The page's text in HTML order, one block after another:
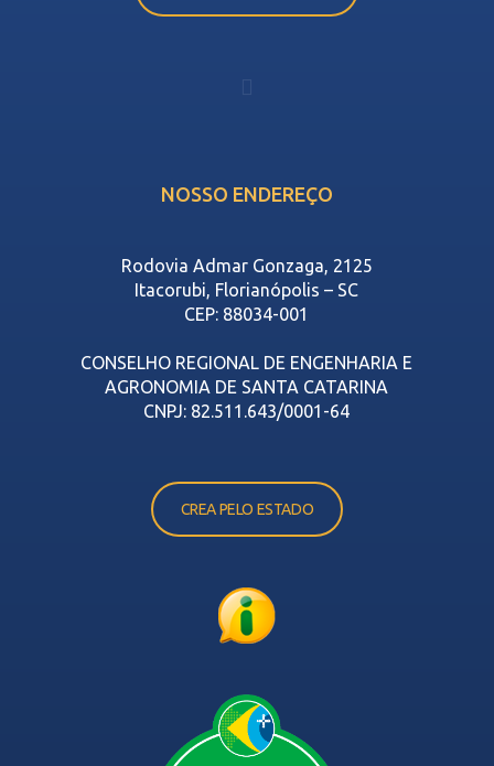
NOSSO ENDEREÇO
Rodovia Admar Gonzaga, 2125
Itacorubi, Florianópolis – SC
CEP: 88034-001
CONSELHO REGIONAL DE ENGENHARIA E
AGRONOMIA DE SANTA CATARINA
CNPJ: 82.511.643/0001-64
CREA PELO ESTADO